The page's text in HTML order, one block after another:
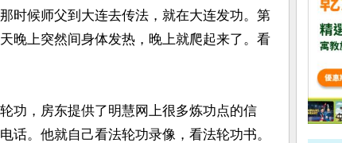
时候师父到大连去传法，就在大连发功。第
晚上突然间身体发热，晚上就爬起来了。看
功，房东提供了明慧网上很多炼功点的信
话。他就自己看法轮功录像，看法轮功书。